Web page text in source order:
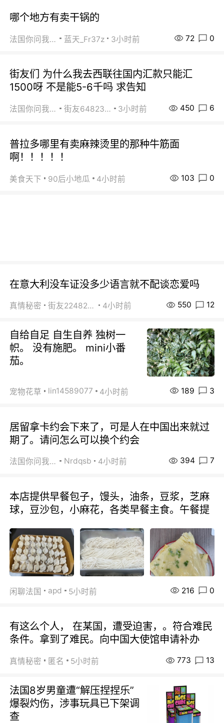
哪个地方有卖干锅的
法国你问我答 蓝天_Fr37z 3小时前 72 0
街友们 为什么我去西联往国内汇款只能汇
1500呀 不是能5-6千吗 求告知
法国你问我答 街友64823891 3小时前 450 6
普拉多哪里有卖麻辣烫里的那种牛筋面
啊！！！！！
美食天下 90后小地瓜 4小时前 103 0
在意大利没车证没多少语言就不配谈恋爱吗
真情秘密 街友22482465 4小时前 550 12
自给自足 自生自养 独树一
帜。 没有施肥。 mini小番
茄。
宠物花草 lin14589077 4小时前 189 3
居留拿卡约会下来了，可是人在中国出来就过
期了。请问怎么可以换个约会
法国你问我答 Nrdqsb 4小时前 394 7
本店提供早餐包子，馒头，油条，豆浆，芝麻
球，豆沙包，小麻花，各类早餐主食。午餐提
闲聊法国 apd 5小时前 216 0
有这么个人， 在某国，遭受迫害，。符合难民
条件。拿到了难民。向中国大使馆申请补办
真情秘密 匿名 5小时前 773 13
法国8岁男童遭“解压捏捏乐”
爆裂灼伤，涉事玩具已下架调
查